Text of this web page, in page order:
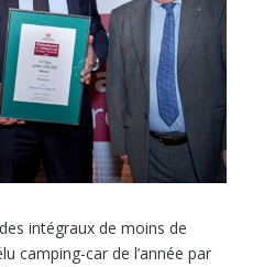
intégraux de moins de
camping-car de l’année par